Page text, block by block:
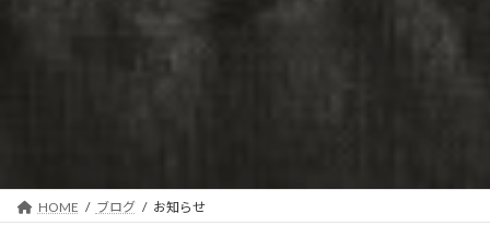
HOME ブログ お知らせ